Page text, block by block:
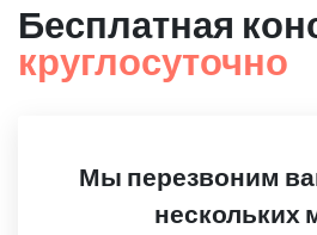
Бесплатная
круглосуточно
Мы перезвоним
нескольких